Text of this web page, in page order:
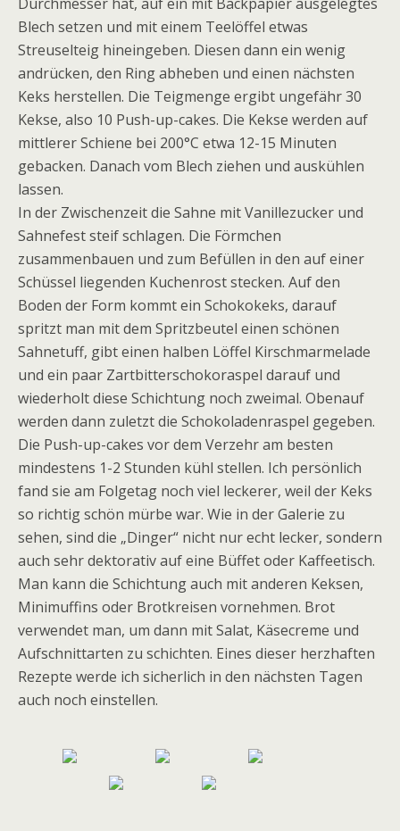
Blech setzen und mit einem Teelöffel etwas
Streuselteig hineingeben. Diesen dann ein wenig
andrücken, den Ring abheben und einen nächsten
Keks herstellen. Die Teigmenge ergibt ungefähr 30
Kekse, also 10 Push-up-cakes. Die Kekse werden auf
mittlerer Schiene bei 200°C etwa 12-15 Minuten
gebacken. Danach vom Blech ziehen und auskühlen
lassen.
In der Zwischenzeit die Sahne mit Vanillezucker und
Sahnefest steif schlagen. Die Förmchen
zusammenbauen und zum Befüllen in den auf einer
Schüssel liegenden Kuchenrost stecken. Auf den
Boden der Form kommt ein Schokokeks, darauf
spritzt man mit dem Spritzbeutel einen schönen
Sahnetuff, gibt einen halben Löffel Kirschmarmelade
und ein paar Zartbitterschokoraspel darauf und
wiederholt diese Schichtung noch zweimal. Obenauf
werden dann zuletzt die Schokoladenraspel gegeben.
Die Push-up-cakes vor dem Verzehr am besten
mindestens 1-2 Stunden kühl stellen. Ich persönlich
fand sie am Folgetag noch viel leckerer, weil der Keks
so richtig schön mürbe war. Wie in der Galerie zu
sehen, sind die „Dinger“ nicht nur echt lecker, sondern
auch sehr dektorativ auf eine Büffet oder Kaffeetisch.
Man kann die Schichtung auch mit anderen Keksen,
Minimuffins oder Brotkreisen vornehmen. Brot
verwendet man, um dann mit Salat, Käsecreme und
Aufschnittarten zu schichten. Eines dieser herzhaften
Rezepte werde ich sicherlich in den nächsten Tagen
auch noch einstellen.